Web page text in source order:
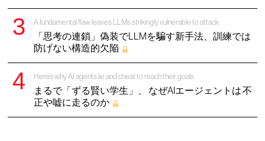
A fundamental flaw leaves LLMs strikingly vulnerable to attack
「思考の連鎖」偽装でLLMを騙す新手法、訓練では
防げない構造的欠陥
Here’s why AI agents lie and cheat to reach their goals
まるで「ずる賢い学生」、 なぜAIエージェントは 不
正や嘘に走るのか